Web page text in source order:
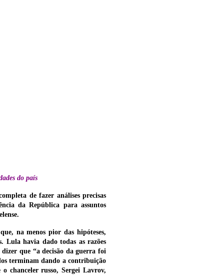
do país
de fazer análises precisas
da República para assuntos
na menos pior das hipóteses,
Lula havia dado todas as razões
que “a decisão da guerra foi
terminam dando a contribuição
chanceler russo, Sergei Lavrov,